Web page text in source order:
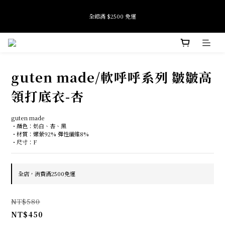
全館滿 $2500 免運
Tide if softness 夏日快閃店 pop-up event即將結束
3
2
1
0
5
4
3
2
0
:
2
1
0
4
3
2
1
:
7
1
0
8
2
1
:
5
4
8
7
SEE MORE
guten made/軟呼呼系列 皺皺高
領打底衣-杏
guten made
・顏色：奶白、杏、黑
・材質：嫘縈92% 彈性纖維8%
・尺寸：F
全店，消費滿2500免運
NT$580
NT$450